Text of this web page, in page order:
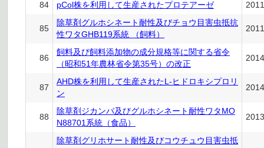
84 pCol株を利用して生産されたプロテアーゼ
85
除草剤グルホシネート耐性及びチョウ目害虫抵抗
性ワタGHB119系統 （飼料）
86
飼料及び飼料添加物の成分規格等に関する省令
（昭和51年農林省令第35号）の改正
87
AHD株を利用して生産されたL-ヒドロキシプロリ
ン
88
除草剤ジカンバ及びグルホシネート耐性ワタMO
N88701系統（食品）
除草剤グリホサート耐性及びコウチュウ目害虫抵